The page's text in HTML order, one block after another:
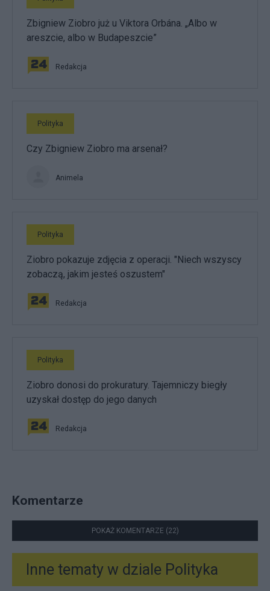
Zbigniew Ziobro już u Viktora Orbána. „Albo w
areszcie, albo w Budapeszcie”
Redakcja
Polityka
Czy Zbigniew Ziobro ma arsenał?
Animela
Polityka
Ziobro pokazuje zdjęcia z operacji. "Niech wszyscy
zobaczą, jakim jesteś oszustem"
Redakcja
Polityka
Ziobro donosi do prokuratury. Tajemniczy biegły
uzyskał dostęp do jego danych
Redakcja
Komentarze
POKAŻ KOMENTARZE (22)
Inne tematy w dziale Polityka